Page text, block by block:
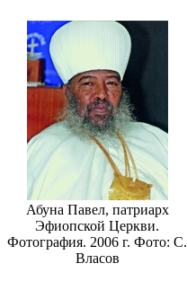
Абуна Павел, патриарх
Эфиопской Церкви.
Фотография. 2006 г. Фото: С.
Власов